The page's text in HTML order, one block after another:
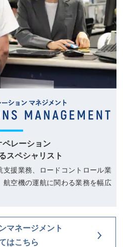
ペレーション
スペシャリスト
援業務、ロードコントロール業
空機の運航に関わる業務を幅広
マネージメント
はこちら